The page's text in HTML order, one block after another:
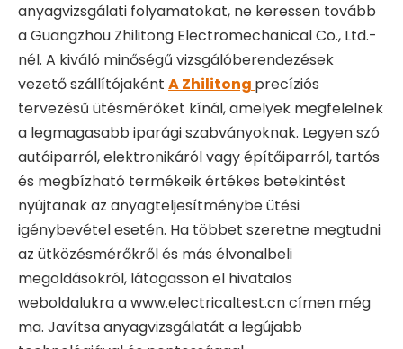
anyagvizsgálati folyamatokat, ne keressen tovább
a Guangzhou Zhilitong Electromechanical Co., Ltd.-
nél. A kiváló minőségű vizsgálóberendezések
vezető szállítójaként A Zhilitong precíziós
tervezésű ütésmérőket kínál, amelyek megfelelnek
a legmagasabb iparági szabványoknak. Legyen szó
autóiparról, elektronikáról vagy építőiparról, tartós
és megbízható termékeik értékes betekintést
nyújtanak az anyagteljesítménybe ütési
igénybevétel esetén. Ha többet szeretne megtudni
az ütközésmérőkről és más élvonalbeli
megoldásokról, látogasson el hivatalos
weboldalukra a www.electricaltest.cn címen még
ma. Javítsa anyagvizsgálatát a legújabb